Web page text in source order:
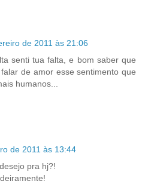
de 2011 às 21:06
senti tua falta, e bom saber que
de amor esse sentimento que
humanos...
de 2011 às 13:44
pra hj?!